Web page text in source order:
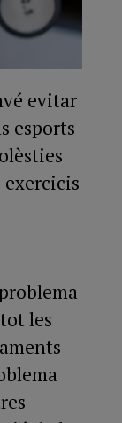
evitar
esports
exercicis
les